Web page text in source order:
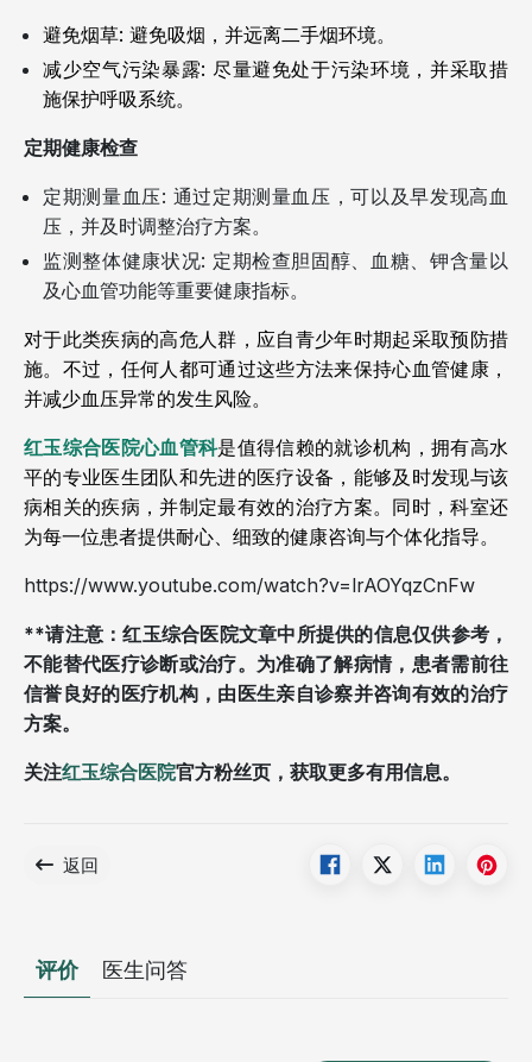
避免烟草: 避免吸烟，并远离二手烟环境。
减少空气污染暴露: 尽量避免处于污染环境，并采取措
施保护呼吸系统。
定期健康检查
定期测量血压: 通过定期测量血压，可以及早发现高血
压，并及时调整治疗方案。
监测整体健康状况: 定期检查胆固醇、血糖、钾含量以
及心血管功能等重要健康指标。
对于此类疾病的高危人群，应自青少年时期起采取预防措
施。不过，任何人都可通过这些方法来保持心血管健康，
并减少血压异常的发生风险。
红玉综合医院心血管科是值得信赖的就诊机构，拥有高水
平的专业医生团队和先进的医疗设备，能够及时发现与该
病相关的疾病，并制定最有效的治疗方案。同时，科室还
为每一位患者提供耐心、细致的健康咨询与个体化指导。
https://www.youtube.com/watch?v=lrAOYqzCnFw
**请注意：红玉综合医院文章中所提供的信息仅供参考，
不能替代医疗诊断或治疗。为准确了解病情，患者需前往
信誉良好的医疗机构，由医生亲自诊察并咨询有效的治疗
方案。
关注红玉综合医院官方粉丝页，获取更多有用信息。
返回
评价 医生问答